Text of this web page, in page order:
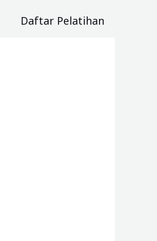
Daftar Pelatihan